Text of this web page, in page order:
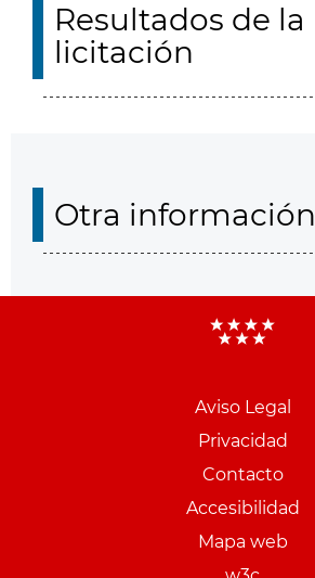
Resultados de la
licitación
Otra información
Aviso Legal
Privacidad
Contacto
Accesibilidad
Mapa web